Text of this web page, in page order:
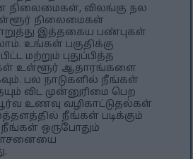
நிலைமைகள், விலங்கு நல
நிலைமைகள்
இத்தகைய பண்புகள்
உங்கள் பகுதிக்கு
மற்றும் புதுப்பித்த
உள்ளூர் ஆதாரங்களை
பல நாடுகளில் நீங்கள்
விட முன்னுரிமை பெற
உணவு வழிகாட்டுதல்கள்
நீங்கள் படிக்கும்
ஒருபோதும்